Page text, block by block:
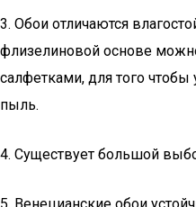
3. Обои отличаются
флизелиновой основе
салфетками, для того
пыль.
4. Существует большой